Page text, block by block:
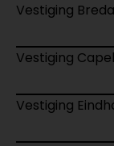
Vestiging Breda
Vestiging
Vestiging